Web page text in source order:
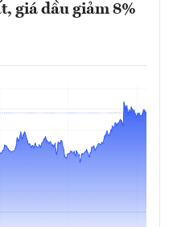
giá dầu giảm 8%